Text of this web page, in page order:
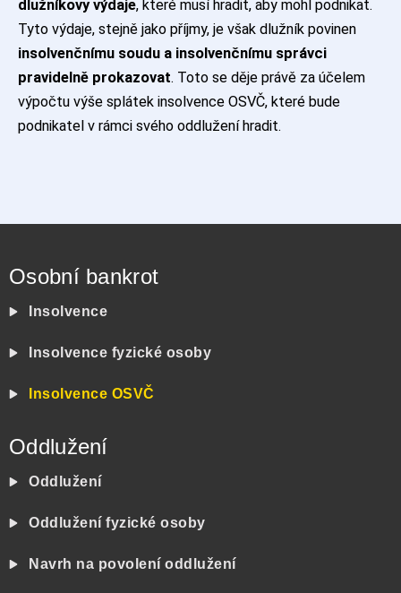
dlužníkovy výdaje, které musí hradit, aby mohl podnikat.
Tyto výdaje, stejně jako příjmy, je však dlužník povinen
insolvenčnímu soudu a insolvenčnímu správci
pravidelně prokazovat. Toto se děje právě za účelem
výpočtu výše splátek insolvence OSVČ, které bude
podnikatel v rámci svého oddlužení hradit.
Osobní bankrot
Insolvence
Insolvence fyzické osoby
Insolvence OSVČ
Oddlužení
Oddlužení
Oddlužení fyzické osoby
Navrh na povolení oddlužení